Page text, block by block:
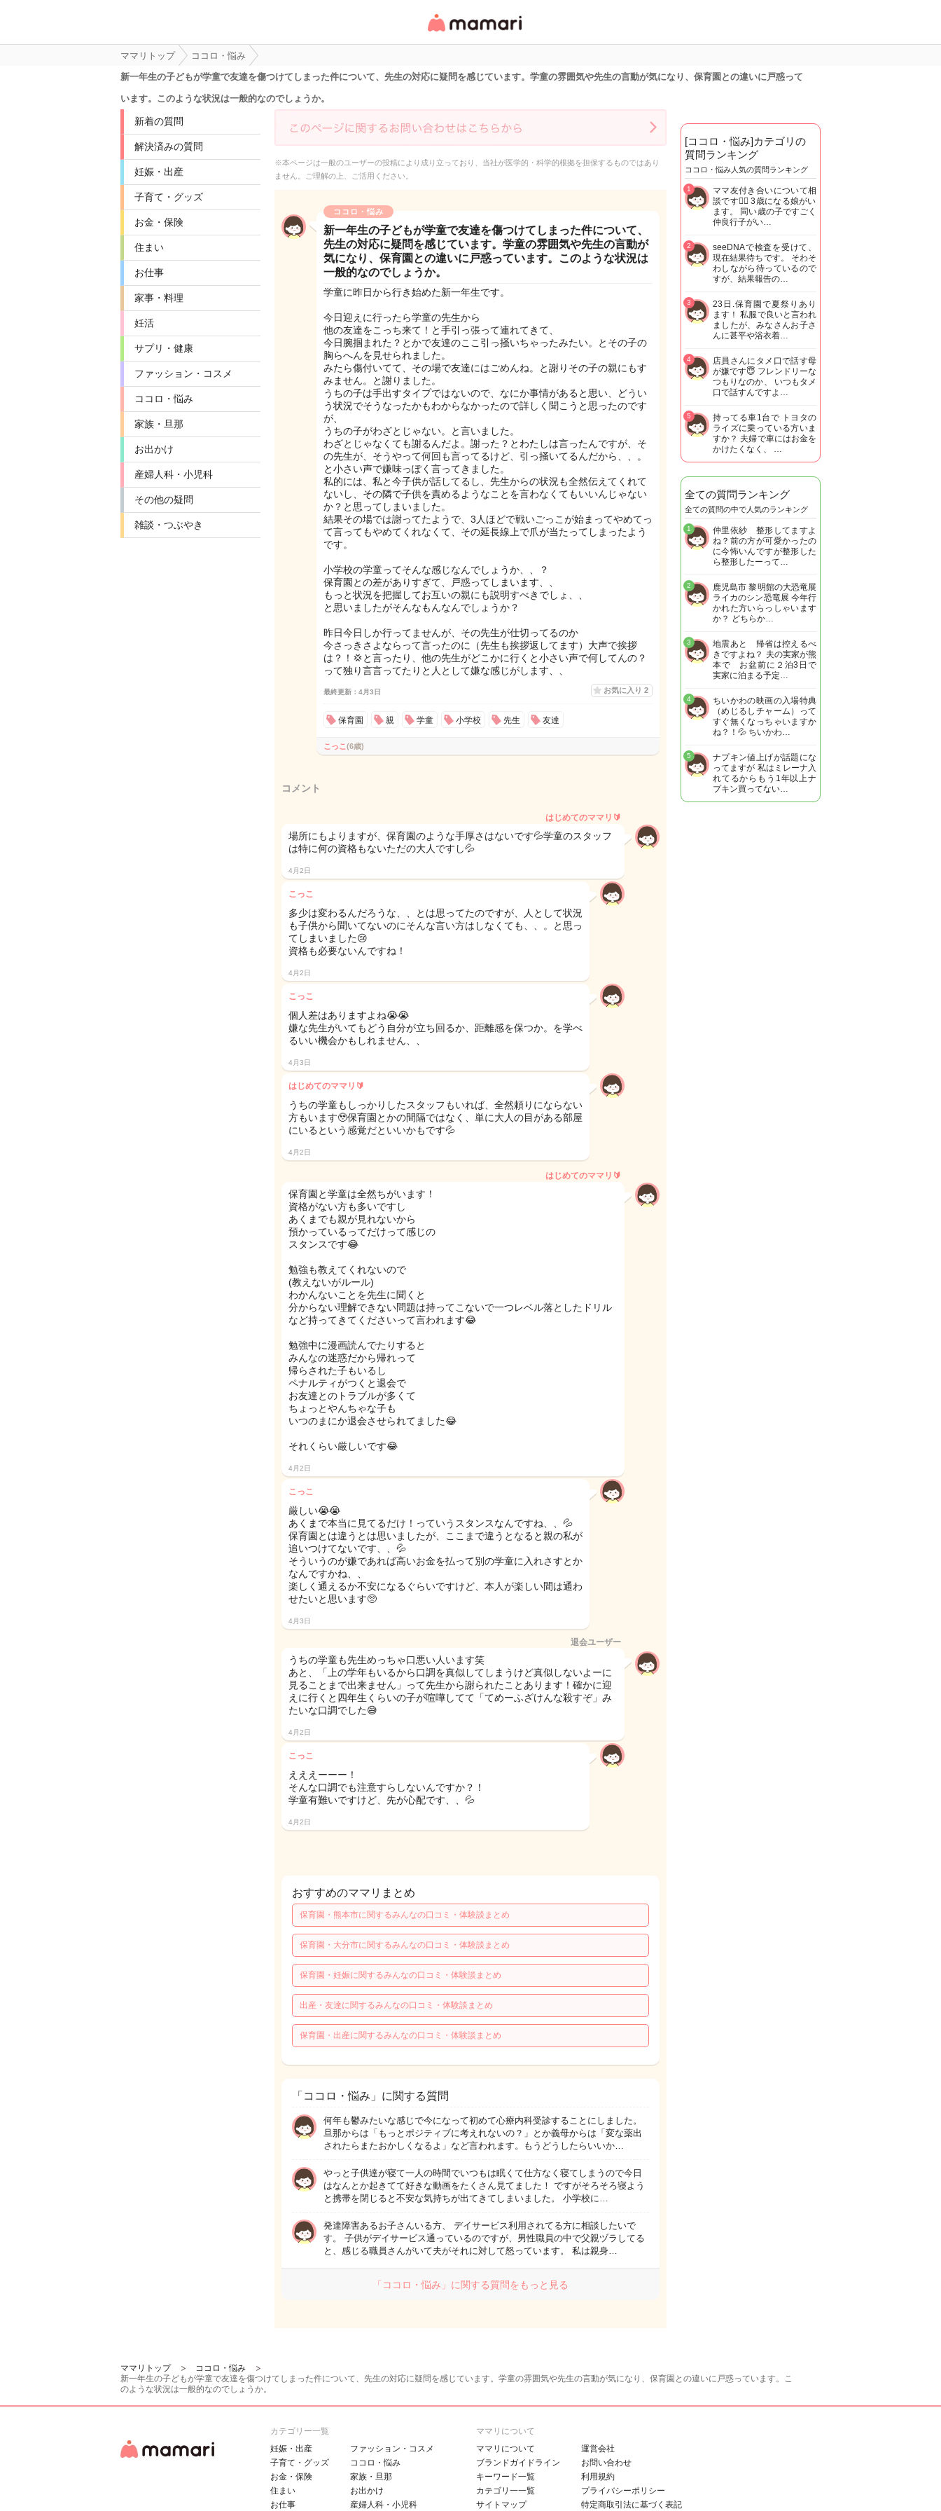
リ・情報サイト
ママリトップ
ココロ・悩み
新一年生の子どもが学童で友達を傷つけてしまった件について、先生の対応に疑問を感じています。学童の雰囲気や先生の言動が気になり、保育園との違いに戸惑って
います。このような状況は一般的なのでしょうか。
新着の質問
解決済みの質問
妊娠・出産
子育て・グッズ
お金・保険
住まい
お仕事
家事・料理
妊活
サプリ・健康
ファッション・コスメ
ココロ・悩み
家族・旦那
お出かけ
産婦人科・小児科
その他の疑問
雑談・つぶやき
※本ページは一般のユーザーの投稿により成り立っており、当社が医学的・科学的根拠を担保するものではあり
ません。ご理解の上、ご活用ください。
ココロ・悩み
新一年生の子どもが学童で友達を傷つけてしまった件について、
先生の対応に疑問を感じています。学童の雰囲気や先生の言動が
気になり、保育園との違いに戸惑っています。このような状況は
一般的なのでしょうか。
学童に昨日から行き始めた新一年生です。
今日迎えに行ったら学童の先生から
他の友達をこっち来て！と手引っ張って連れてきて、
今日腕掴まれた？とかで友達のここ引っ掻いちゃったみたい。とその子の
胸らへんを見せられました。
みたら傷付いてて、その場で友達にはごめんね。と謝りその子の親にもす
みません。と謝りました。
うちの子は手出すタイプではないので、なにか事情があると思い、どうい
う状況でそうなったかもわからなかったので詳しく聞こうと思ったのです
が、
うちの子がわざとじゃない。と言いました。
わざとじゃなくても謝るんだよ。謝った？とわたしは言ったんですが、そ
の先生が、そうやって何回も言ってるけど、引っ掻いてるんだから、、。
と小さい声で嫌味っぽく言ってきました。
私的には、私と今子供が話してるし、先生からの状況も全然伝えてくれて
ないし、その隣で子供を責めるようなことを言わなくてもいいんじゃない
か？と思ってしまいました。
結果その場では謝ってたようで、3人ほどで戦いごっこが始まってやめてっ
て言ってもやめてくれなくて、その延長線上で爪が当たってしまったよう
です。
小学校の学童ってそんな感じなんでしょうか、、？
保育園との差がありすぎて、戸惑ってしまいます、、
もっと状況を把握してお互いの親にも説明すべきでしょ、、
と思いましたがそんなもんなんでしょうか？
昨日今日しか行ってませんが、その先生が仕切ってるのか
今さっきさよならって言ったのに（先生も挨拶返してます）大声で挨拶
は？！💢と言ったり、他の先生がどこかに行くと小さい声で何してんの？
って独り言言ってたりと人として嫌な感じがします、、
最終更新：4月3日 お気に入り 2
保育園 親 学童 小学校 先生 友達
こっこ(6歳)
コメント
はじめてのママリ🔰
場所にもよりますが、保育園のような手厚さはないです💦学童のスタッフ
は特に何の資格もないただの大人ですし💦
4月2日
こっこ
多少は変わるんだろうな、、とは思ってたのですが、人として状況
も子供から聞いてないのにそんな言い方はしなくても、、。と思っ
てしまいました😢
資格も必要ないんですね！
4月2日
こっこ
個人差はありますよね😭😭
嫌な先生がいてもどう自分が立ち回るか、距離感を保つか。を学べ
るいい機会かもしれません、、
4月3日
はじめてのママリ🔰
うちの学童もしっかりしたスタッフもいれば、全然頼りにならない
方もいます🥹保育園とかの間隔ではなく、単に大人の目がある部屋
にいるという感覚だといいかもです💦
4月2日
はじめてのママリ🔰
保育園と学童は全然ちがいます！
資格がない方も多いですし
あくまでも親が見れないから
預かっているってだけって感じの
スタンスです😂
勉強も教えてくれないので
(教えないがルール)
わかんないことを先生に聞くと
分からない理解できない問題は持ってこないで一つレベル落としたドリル
など持ってきてくださいって言われます😂
勉強中に漫画読んでたりすると
みんなの迷惑だから帰れって
帰らされた子もいるし
ペナルティがつくと退会で
お友達とのトラブルが多くて
ちょっとやんちゃな子も
いつのまにか退会させられてました😂
それくらい厳しいです😂
4月2日
こっこ
厳しい😭😭
あくまで本当に見てるだけ！っていうスタンスなんですね、、💦
保育園とは違うとは思いましたが、ここまで違うとなると親の私が
追いつけてないです、、💦
そういうのが嫌であれば高いお金を払って別の学童に入れさすとか
なんですかね、、
楽しく通えるか不安になるぐらいですけど、本人が楽しい間は通わ
せたいと思います🥺
4月3日
退会ユーザー
うちの学童も先生めっちゃ口悪い人います笑
あと、「上の学年もいるから口調を真似してしまうけど真似しないよーに
見ることまで出来ません」って先生から謝られたことあります！確かに迎
えに行くと四年生くらいの子が喧嘩してて「てめーふざけんな殺すぞ」み
たいな口調でした😅
4月2日
こっこ
えええーーー！
そんな口調でも注意すらしないんですか？！
学童有難いですけど、先が心配です、、💦
4月2日
おすすめのママリまとめ
保育園・熊本市に関するみんなの口コミ・体験談まとめ
保育園・大分市に関するみんなの口コミ・体験談まとめ
保育園・妊娠に関するみんなの口コミ・体験談まとめ
出産・友達に関するみんなの口コミ・体験談まとめ
保育園・出産に関するみんなの口コミ・体験談まとめ
「ココロ・悩み」に関する質問
何年も鬱みたいな感じで今になって初めて心療内科受診することにしました。
旦那からは「もっとポジティブに考えれないの？」とか義母からは「変な薬出
されたらまたおかしくなるよ」など言われます。もうどうしたらいいか…
やっと子供達が寝て一人の時間でいつもは眠くて仕方なく寝てしまうので今日
はなんとか起きてて好きな動画をたくさん見てました！ ですがそろそろ寝よう
と携帯を閉じると不安な気持ちが出てきてしまいました。 小学校に…
発達障害あるお子さんいる方、 デイサービス利用されてる方に相談したいで
す。 子供がデイサービス通っているのですが、男性職員の中で父親ヅラしてる
と、感じる職員さんがいて夫がそれに対して怒っています。 私は親身…
「ココロ・悩み」に関する質問をもっと見る
[ココロ・悩み]カテゴリの
質問ランキング
ココロ・悩み人気の質問ランキング
ママ友付き合いについて相
談です🙇‍♂️ 3歳になる娘がい
ます。 同い歳の子ですごく
仲良行子がい…
1
seeDNAで検査を受けて、
現在結果待ちです。 そわそ
わしながら待っているので
すが、結果報告の…
2
23日.保育園で夏祭りあり
ます！ 私服で良いと言われ
ましたが、みなさんお子さ
んに甚平や浴衣着…
3
店員さんにタメ口で話す母
が嫌です😇 フレンドリーな
つもりなのか、 いつもタメ
口で話すんですよ…
4
持ってる車1台で トヨタの
ライズに乗っている方いま
すか？ 夫婦で車にはお金を
かけたくなく、 …
5
全ての質問ランキング
全ての質問の中で人気のランキング
仲里依紗 整形してますよ
ね？前の方が可愛かったの
に今怖いんですが整形した
ら整形したーって…
1
鹿児島市 黎明館の大恐竜展
ライカのシン恐竜展 今年行
かれた方いらっしゃいます
か？ どちらか…
2
地震あと 帰省は控えるべ
きですよね？ 夫の実家が熊
本で お盆前に２泊3日で
実家に泊まる予定…
3
ちいかわの映画の入場特典
（めじるしチャーム）って
すぐ無くなっちゃいますか
ね？！💦 ちいかわ…
4
ナプキン値上げが話題にな
ってますが 私はミレーナ入
れてるからもう1年以上ナ
プキン買ってない…
5
ママリトップ
ココロ・悩み
新一年生の子どもが学童で友達を傷つけてしまった件について、先生の対応に疑問を感じています。学童の雰囲気や先生の言動が気になり、保育園との違いに戸惑っています。こ
のような状況は一般的なのでしょうか。
カテゴリー一覧
妊娠・出産
子育て・グッズ
お金・保険
住まい
お仕事
ファッション・コスメ
ココロ・悩み
家族・旦那
お出かけ
産婦人科・小児科
ママリについて
ママリについて
ブランドガイドライン
キーワード一覧
カテゴリ一一覧
サイトマップ
運営会社
お問い合わせ
利用規約
プライバシーポリシー
特定商取引法に基づく表記